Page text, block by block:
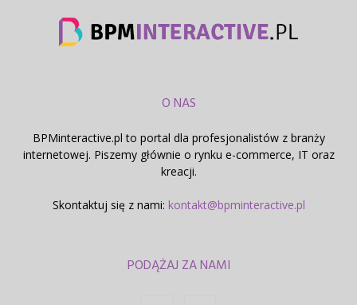
O NAS
BPMinteractive.pl to portal dla profesjonalistów z branży
internetowej. Piszemy głównie o rynku e-commerce, IT oraz
kreacji.
Skontaktuj się z nami: kontakt@bpminteractive.pl
PODĄŻAJ ZA NAMI